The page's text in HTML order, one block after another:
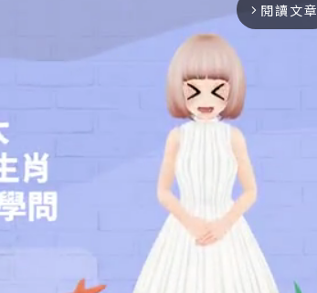
arrow_forward_ios 閱讀文章